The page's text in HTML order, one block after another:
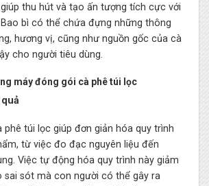
thu hút và tạo ấn tượng tích cực với
bì có thể chứa đựng những thông
hương vị, cũng như nguồn gốc của cà
cho người tiêu dùng.
máy đóng gói cà phê túi lọc
phê túi lọc giúp đơn giản hóa quy trình
từ việc đo đạc nguyên liệu đến
Việc tự động hóa quy trình này giảm
sai sót mà con người có thể gây ra